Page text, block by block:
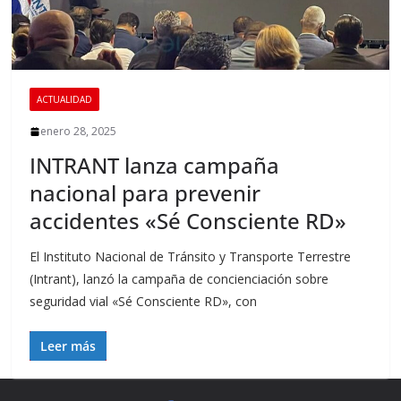
ACTUALIDAD
enero 28, 2025
INTRANT lanza campaña
nacional para prevenir
accidentes «Sé Consciente RD»
El Instituto Nacional de Tránsito y Transporte Terrestre
(Intrant), lanzó la campaña de concienciación sobre
seguridad vial «Sé Consciente RD», con
Leer más